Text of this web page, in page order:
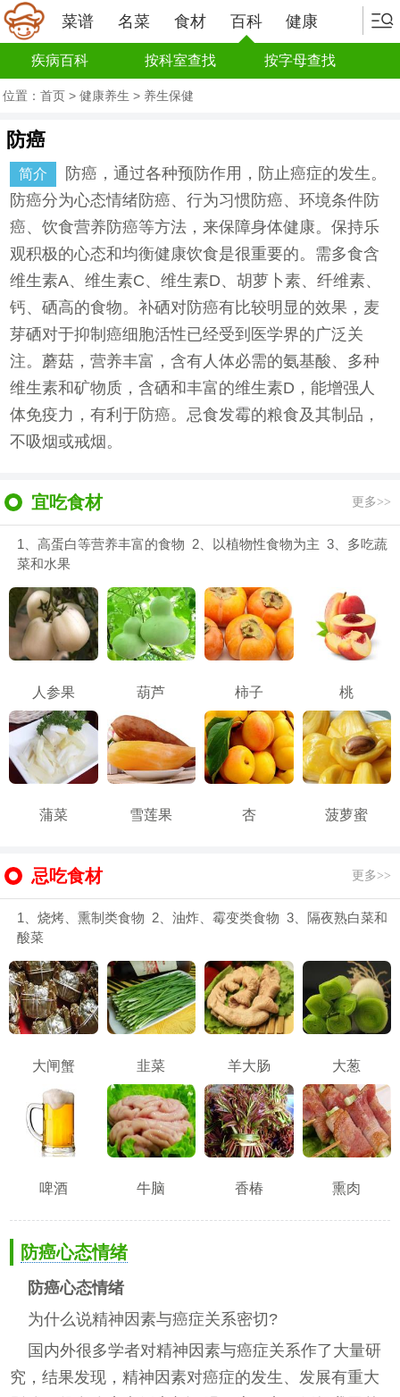
菜谱 名菜 食材 百科 健康
疾病百科 按科室查找 按字母查找
位置： 首页 > 健康养生 > 养生保健
防癌
简介
防癌，通过各种预防作用，防止癌症的发生。
防癌分为心态情绪防癌、行为习惯防癌、环境条件防
癌、饮食营养防癌等方法，来保障身体健康。保持乐
观积极的心态和均衡健康饮食是很重要的。需多食含
维生素A、维生素C、维生素D、胡萝卜素、纤维素、
钙、硒高的食物。补硒对防癌有比较明显的效果，麦
芽硒对于抑制癌细胞活性已经受到医学界的广泛关
注。蘑菇，营养丰富，含有人体必需的氨基酸、多种
维生素和矿物质，含硒和丰富的维生素D，能增强人
体免疫力，有利于防癌。忌食发霉的粮食及其制品，
不吸烟或戒烟。
宜吃食材 更多>>
1、高蛋白等营养丰富的食物 2、以植物性食物为主 3、多吃蔬
菜和水果
人参果 葫芦 柿子 桃
蒲菜 雪莲果 杏 菠萝蜜
忌吃食材 更多>>
1、烧烤、熏制类食物 2、油炸、霉变类食物 3、隔夜熟白菜和
酸菜
大闸蟹 韭菜 羊大肠 大葱
啤酒 牛脑 香椿 熏肉
防癌心态情绪
防癌心态情绪
为什么说精神因素与癌症关系密切?
国内外很多学者对精神因素与癌症关系作了大量研
究，结果发现，精神因素对癌症的发生、发展有重大